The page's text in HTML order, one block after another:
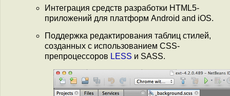
Интеграция средств разработки HTML5-
приложений для платформ Android and iOS.
Поддержка редактирования таблиц стилей,
созданных с использованием CSS-
препроцессоров LESS и SASS.